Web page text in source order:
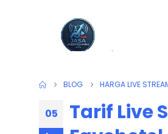
BLOG HARGA LIVE
05
Tarif Live